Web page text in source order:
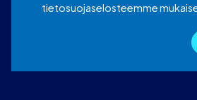
tietosuojaselosteemme